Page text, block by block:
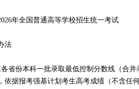
年全国普通高等学校招生统一考试
法
份本科一批录取最低控制分数线（合并
依据报考强基计划考生高考成绩（不含任